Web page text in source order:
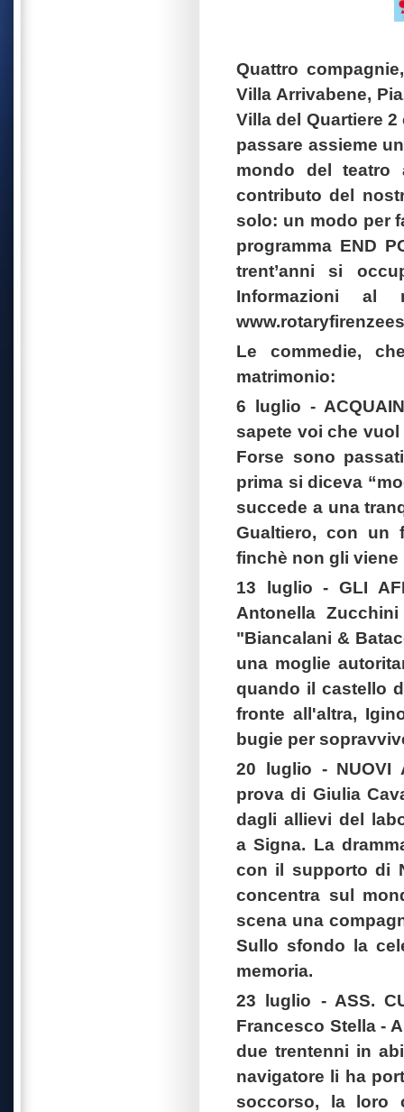
Quattro
Villa Arrivabene,
Villa del Quartiere
passare assieme
mondo del teatro
contributo del
solo: un modo per
programma END
trent’anni si
Informazioni
Le commedie,
matrimonio:
6 luglio -
sapete voi che
Forse sono
prima si diceva
succede a una
Gualtiero, con un
finchè non gli
13 luglio - GLI
Antonella
"Biancalani &
una moglie
quando il castello
fronte all'altra,
bugie per
20 luglio - NUOVI
prova di Giulia
dagli allievi del
aSigna. La
con il supporto di
concentra sul
scena una
Sullo sfondo la
memoria.
23 luglio - ASS.
Francesco Stella -
due trentenni in
navigatore li ha
soccorso, la loro